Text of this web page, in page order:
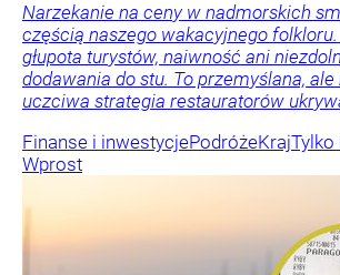
Narzekanie na ceny w nadmorskich
częścią naszego wakacyjnego
głupota turystów, naiwność ani
dodawania do stu. To przemyślana, ale
uczciwa strategia restauratorów
Finanse i inwestycjePodróżeKrajTylko
Wprost